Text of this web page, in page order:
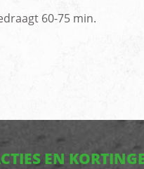
60-75 min.
EN